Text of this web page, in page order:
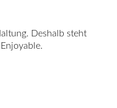
Deshalb steht